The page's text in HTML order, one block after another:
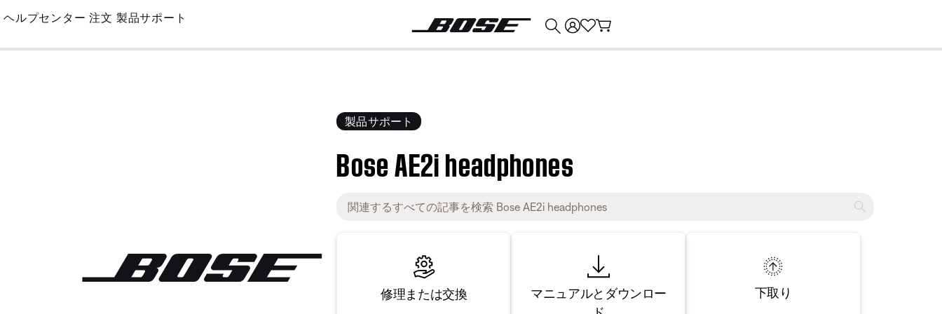
Skip
Main
ヘルプセンター 注文 製品サポート
製品サポート
Bose AE2i headphones
修理または交換
マニュアルとダウンロー
下取り